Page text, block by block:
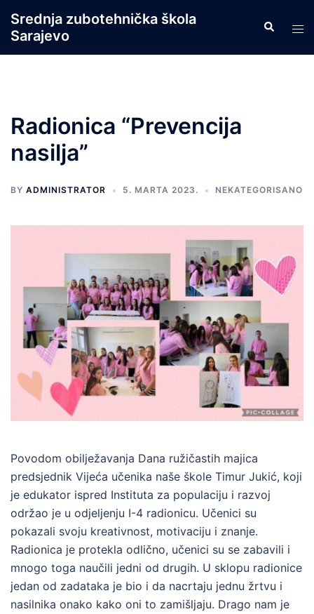
content
Srednja zubotehnička škola
Sarajevo
Search
Radionica “Prevencija
nasilja”
BY ADMINISTRATOR 5. MARTA 2023. NEKATEGORISANO
Povodom obilježavanja Dana ružičastih majica
predsjednik Vijeća učenika naše škole Timur Jukić, koji
je edukator ispred Instituta za populaciju i razvoj
održao je u odjeljenju I-4 radionicu. Učenici su
pokazali svoju kreativnost, motivaciju i znanje.
Radionica je protekla odlično, učenici su se zabavili i
mnogo toga naučili jedni od drugih. U sklopu radionice
jedan od zadataka je bio i da nacrtaju jednu žrtvu i
nasilnika onako kako oni to zamišljaju. Drago nam je